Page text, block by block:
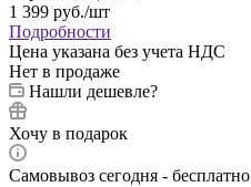
1 399 руб./шт
Подробности
Цена указана без учета НДС
Нет в продаже
Нашли дешевле?
Хочу в подарок
Самовывоз сегодня - бесплатно